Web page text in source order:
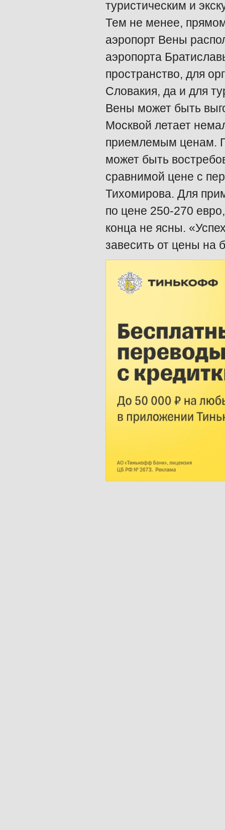
туристическим и
Тем не менее,
аэропорт Вены
аэропорта
пространство, для
Словакия, да и для
Вены может быть
Москвой летает
приемлемым ценам.
может быть
сравнимой цене с
Тихомирова. Для
по цене 250-270
конца не ясны.
завесить от цены на